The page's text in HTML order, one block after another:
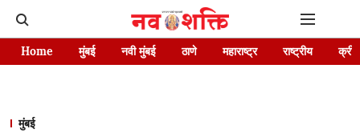
Home मुंबई नवी मुंबई ठाणे महाराष्ट्र राष्ट्रीय
मुंबई